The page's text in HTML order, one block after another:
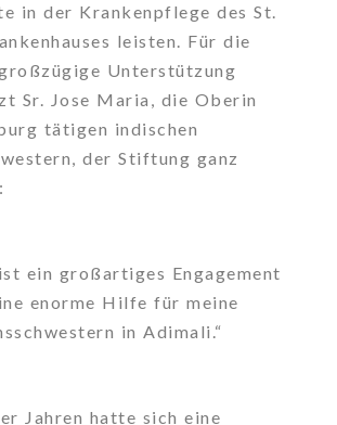
in der Krankenpflege des St.
leisten. Für die
Unterstützung
Sr. Jose Maria, die Oberin
tätigen indischen
der Stiftung ganz
ein großartiges Engagement
enorme Hilfe für meine
in Adimali.“
Jahren hatte sich eine